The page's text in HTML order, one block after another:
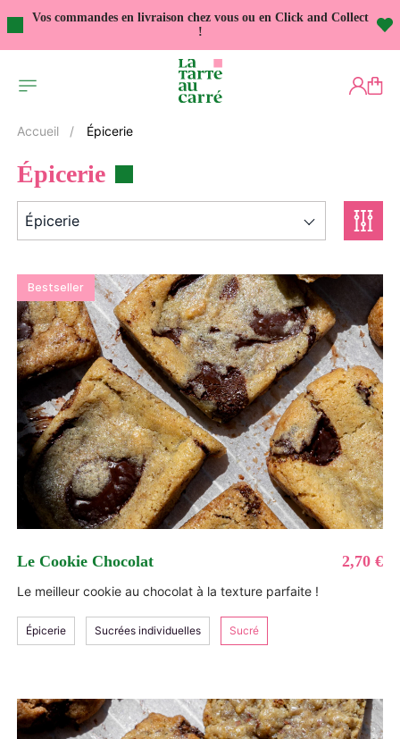
Vos commandes en livraison chez vous ou en Click and Collect
!
Accueil Épicerie
Épicerie
Épicerie
Bestseller
Le Cookie Chocolat 2,70 €
Le meilleur cookie au chocolat à la texture parfaite !
Épicerie Sucrées individuelles Sucré